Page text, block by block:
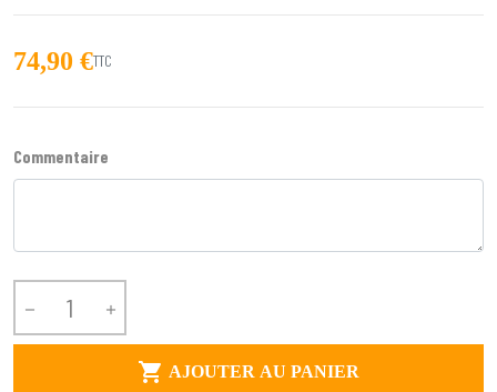
74,90 €TTC
Commentaire
 
 AJOUTER AU PANIER